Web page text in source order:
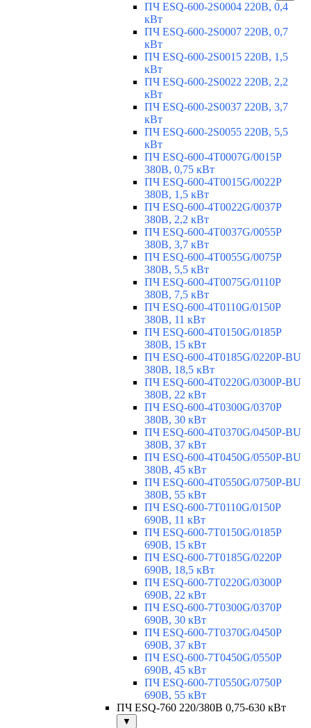
ПЧ ESQ-600-2S0004 220В, 0,4
кВт
ПЧ ESQ-600-2S0007 220В, 0,7
кВт
ПЧ ESQ-600-2S0015 220В, 1,5
кВт
ПЧ ESQ-600-2S0022 220В, 2,2
кВт
ПЧ ESQ-600-2S0037 220В, 3,7
кВт
ПЧ ESQ-600-2S0055 220В, 5,5
кВт
ПЧ ESQ-600-4T0007G/0015P
380В, 0,75 кВт
ПЧ ESQ-600-4T0015G/0022P
380В, 1,5 кВт
ПЧ ESQ-600-4T0022G/0037P
380В, 2,2 кВт
ПЧ ESQ-600-4T0037G/0055P
380В, 3,7 кВт
ПЧ ESQ-600-4T0055G/0075P
380В, 5,5 кВт
ПЧ ESQ-600-4T0075G/0110P
380В, 7,5 кВт
ПЧ ESQ-600-4T0110G/0150P
380В, 11 кВт
ПЧ ESQ-600-4T0150G/0185P
380В, 15 кВт
ПЧ ESQ-600-4T0185G/0220P-BU
380В, 18,5 кВт
ПЧ ESQ-600-4T0220G/0300P-BU
380В, 22 кВт
ПЧ ESQ-600-4T0300G/0370P
380В, 30 кВт
ПЧ ESQ-600-4T0370G/0450P-BU
380В, 37 кВт
ПЧ ESQ-600-4T0450G/0550P-BU
380В, 45 кВт
ПЧ ESQ-600-4T0550G/0750P-BU
380В, 55 кВт
ПЧ ESQ-600-7T0110G/0150P
690В, 11 кВт
ПЧ ESQ-600-7T0150G/0185P
690В, 15 кВт
ПЧ ESQ-600-7T0185G/0220P
690В, 18,5 кВт
ПЧ ESQ-600-7T0220G/0300P
690В, 22 кВт
ПЧ ESQ-600-7T0300G/0370P
690В, 30 кВт
ПЧ ESQ-600-7T0370G/0450P
690В, 37 кВт
ПЧ ESQ-600-7T0450G/0550P
690В, 45 кВт
ПЧ ESQ-600-7T0550G/0750P
690В, 55 кВт
ПЧ ESQ-760 220/380В 0,75-630 кВт
▼